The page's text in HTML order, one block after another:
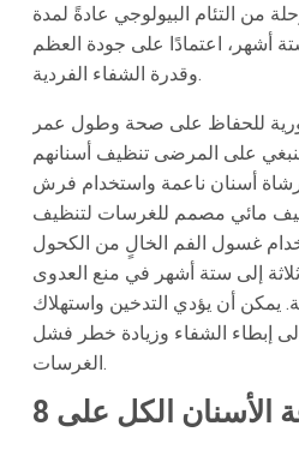
من التئام البيولوجي عادةً لمدة
أشهر، اعتمادًا على جودة العظم
وقدرة الشفاء الفردية.
للحفاظ على صحة وطول عمر
على المرضى تنظيف أسنانهم
أسنان ناعمة واستخدام فرش
مائي مصمم للغرسات لتنظيف
غسول الفم الخالٍ من الكحول
إلى ستة أشهر في منع العدوى
يمكن أن يؤدي التدخين واستهلاك
إبطاء الشفاء وزيادة خطر فشل
الغرسات.
الأسنان الكل على 8